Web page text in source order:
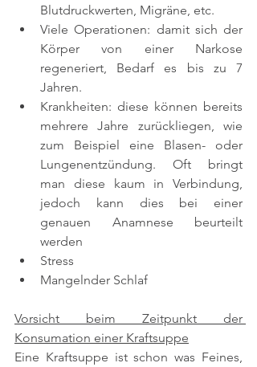
Blutdruckwerten, Migräne, etc.
Viele Operationen: damit sich der
Körper von einer Narkose
regeneriert, Bedarf es bis zu 7
Jahren.
Krankheiten: diese können bereits
mehrere Jahre zurückliegen, wie
zum Beispiel eine Blasen- oder
Lungenentzündung. Oft bringt
man diese kaum in Verbindung,
jedoch kann dies bei einer
genauen Anamnese beurteilt
werden
Stress
Mangelnder Schlaf
Vorsicht beim Zeitpunkt der
Konsumation einer Kraftsuppe
Eine Kraftsuppe ist schon was Feines,